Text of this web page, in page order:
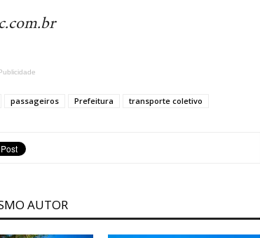
passageiros Prefeitura transporte coletivo
AUTOR